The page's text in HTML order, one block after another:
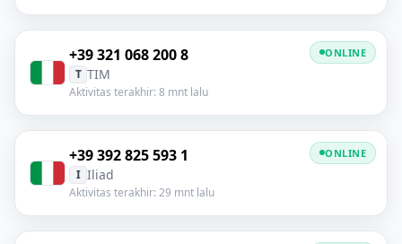
+39 321 068 200 8
T TIM
Aktivitas terakhir: 8 mnt lalu
ONLINE
+39 392 825 593 1
I Iliad
Aktivitas terakhir: 29 mnt lalu
ONLINE